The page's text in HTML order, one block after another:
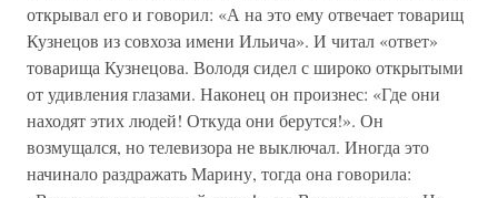
открывал его и говорил: «А на это ему отвечает товарищ
Кузнецов из совхоза имени Ильича». И читал «ответ»
товарища Кузнецова. Володя сидел с широко открытыми
от удивления глазами. Наконец он произнес: «Где они
находят этих людей! Откуда они берутся!». Он
возмущался, но телевизора не выключал. Иногда это
начинало раздражать Марину, тогда она говорила: